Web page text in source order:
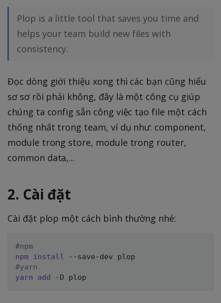
Plop is a little tool that saves you time and
helps your team build new files with
consistency.
Đọc dòng giới thiệu xong thì các bạn cũng hiểu
sơ sơ rồi phải không, đây là một công cụ giúp
chúng ta config sẵn công việc tạo file một cách
thống nhất trong team, ví dụ như: component,
module trong store, module trong router,
common data,...
2. Cài đặt
Cài đặt plop một cách bình thường nhé:
#npm
npm install
#yarn
yarn
add